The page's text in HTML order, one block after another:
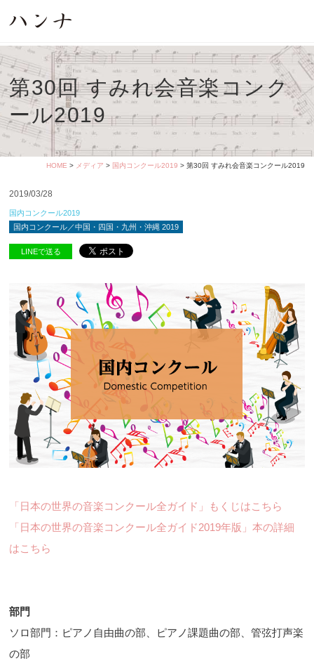
第30回 すみれ会音楽コンク
ール2019
HOME > メディア > 国内コンクール2019 > 第30回 すみれ会音楽コンクール2019
2019/03/28
国内コンクール2019
国内コンクール／中国・四国・九州・沖縄 2019
LINEで送る
「日本の世界の音楽コンクール全ガイド」もくじはこちら
「日本の世界の音楽コンクール全ガイド2019年版」本の詳細
はこちら
部門
ソロ部門：ピアノ自由曲の部、ピアノ課題曲の部、管弦打声楽
の部